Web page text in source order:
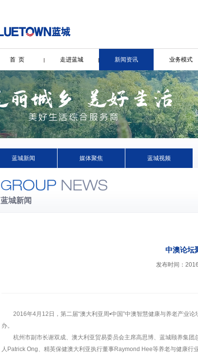
首 页 走进蓝城 新闻资讯 业务模式
蓝城新闻 媒体聚焦 蓝城视频
蓝城新闻
中澳论坛
发布时间：
2016年4月12日，第二届“澳大利亚周•中国”中澳智慧健康与养老产业
办。
杭州市副市长谢双成、澳大利亚贸易委员会主席高思博、蓝城颐养集
人Patrick Ong、精英保健澳大利亚执行董事Raymond Hee等养老与健康行